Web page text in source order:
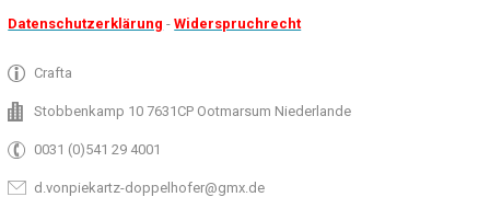
Datenschutzerklärung -Widerspruchrecht
Crafta
Stobbenkamp 10 7631CP Ootmarsum Niederlande
0031 (0)541 29 4001
d.vonpiekartz-doppelhofer@gmx.de